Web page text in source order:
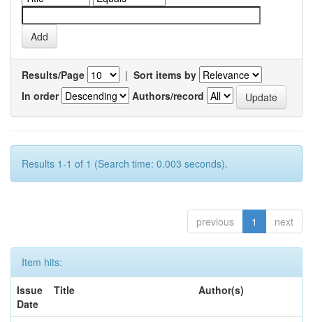
Results/Page | Sort items by
In order
Authors/record
Results 1-1 of 1 (Search time: 0.003 seconds).
previous 1 next
Item hits:
Issue
Date
Title Author(s)